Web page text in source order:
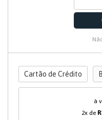
Cartão de Crédito
à
2x de